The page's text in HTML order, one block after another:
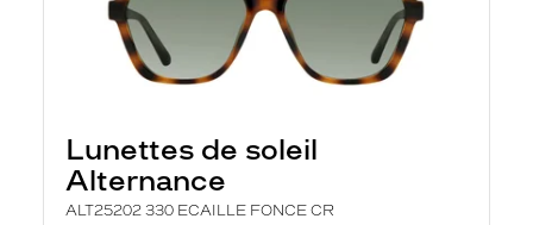
Lunettes de soleil
Alternance
ALT25202 330 ECAILLE FONCE CR